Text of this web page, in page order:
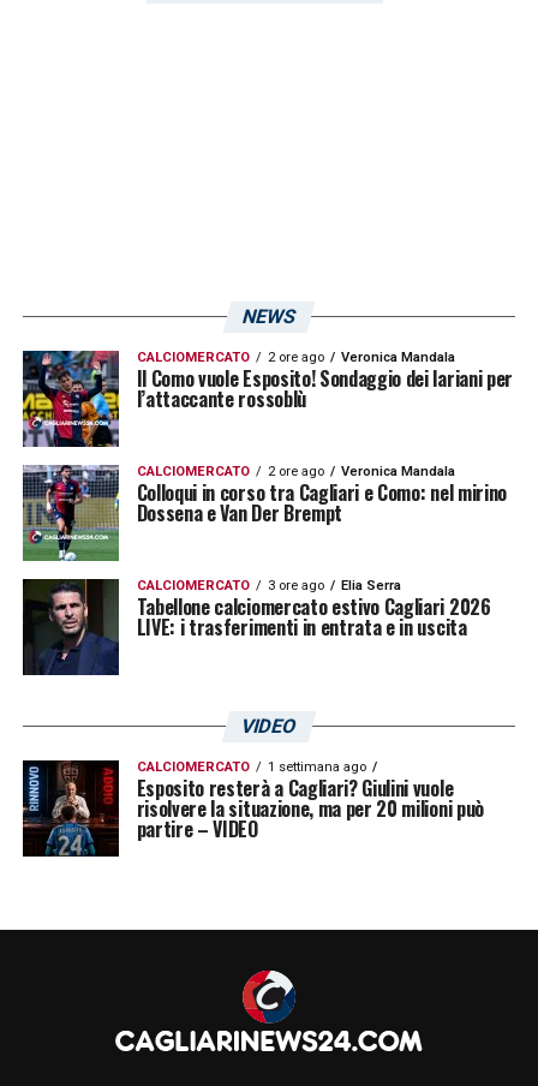
NEWS
CALCIOMERCATO 2 ore ago Veronica Mandala
Il Como vuole Esposito! Sondaggio dei lariani per
l’attaccante rossoblù
CALCIOMERCATO 2 ore ago Veronica Mandala
Colloqui in corso tra Cagliari e Como: nel mirino
Dossena e Van Der Brempt
CALCIOMERCATO 3 ore ago Elia Serra
Tabellone calciomercato estivo Cagliari 2026
LIVE: i trasferimenti in entrata e in uscita
VIDEO
CALCIOMERCATO 1 settimana ago
Esposito resterà a Cagliari? Giulini vuole
risolvere la situazione, ma per 20 milioni può
partire – VIDEO